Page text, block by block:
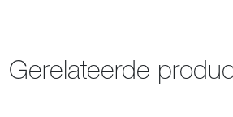
Gerelateerde